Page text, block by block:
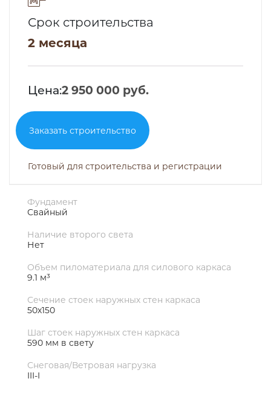
Срок строительства
2 месяца
Цена:2 950 000 руб.
Заказать строительство
Готовый для строительства и регистрации
Фундамент
Свайный
Наличие второго света
Нет
Объем пиломатериала для силового каркаса
9.1 м³
Сечение стоек наружных стен каркаса
50х150
Шаг стоек наружных стен каркаса
590 мм в свету
Снеговая/Ветровая нагрузка
III-I